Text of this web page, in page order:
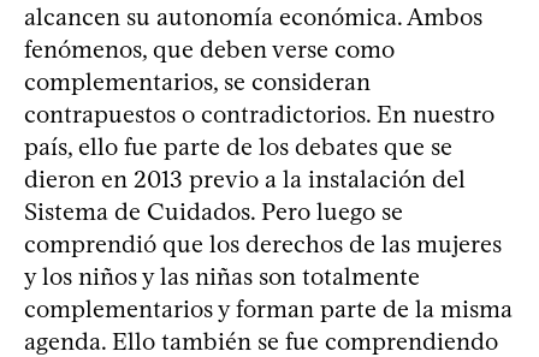
alcancen su autonomía económica. Ambos
fenómenos, que deben verse como
complementarios, se consideran
contrapuestos o contradictorios. En nuestro
país, ello fue parte de los debates que se
dieron en 2013 previo a la instalación del
Sistema de Cuidados. Pero luego se
comprendió que los derechos de las mujeres
y los niños y las niñas son totalmente
complementarios y forman parte de la misma
agenda. Ello también se fue comprendiendo